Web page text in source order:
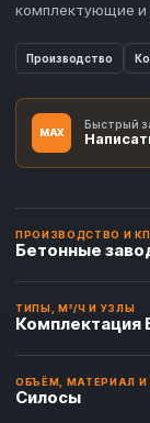
комплектующие и
Производство
MAX
Быстрый
ПРОИЗВОДСТВО И КП
Бетонные
ТИПЫ, М³/Ч И УЗЛЫ
Комплектация
ОБЪЁМ, МАТЕРИАЛ
Силосы